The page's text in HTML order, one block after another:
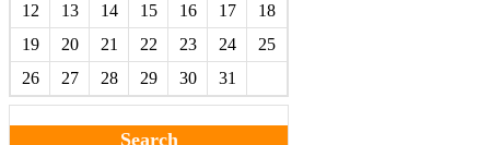
12
13 14 15 16 17
18
19
20 21 22 23 24
25
26
27 28 29 30 31
Search